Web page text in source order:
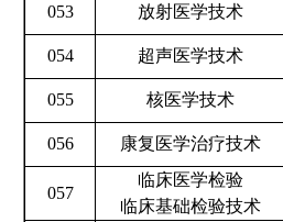
053 放射医学技术
054 超声医学技术
055 核医学技术
056 康复医学治疗技术
057
临床医学检验
临床基础检验技术